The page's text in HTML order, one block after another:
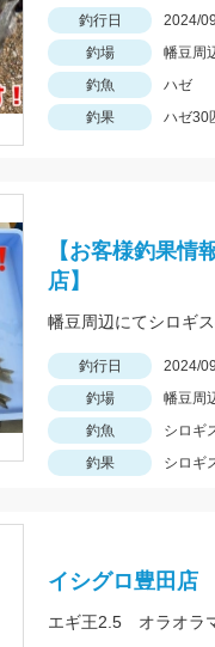
釣行日 2024/
釣場
幡豆周
釣魚
ハゼ
釣果
ハゼ30
【お客様釣果
店】
幡豆周辺にてシロギ
釣行日 2024/
釣場
幡豆周
釣魚
シロギ
釣果
シロギ
イシグロ豊田店